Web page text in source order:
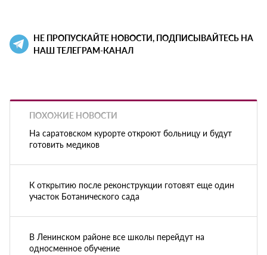
НЕ ПРОПУСКАЙТЕ НОВОСТИ, ПОДПИСЫВАЙТЕСЬ НА
НАШ ТЕЛЕГРАМ-КАНАЛ
ПОХОЖИЕ НОВОСТИ
На саратовском курорте откроют больницу и будут
готовить медиков
К открытию после реконструкции готовят еще один
участок Ботанического сада
В Ленинском районе все школы перейдут на
односменное обучение